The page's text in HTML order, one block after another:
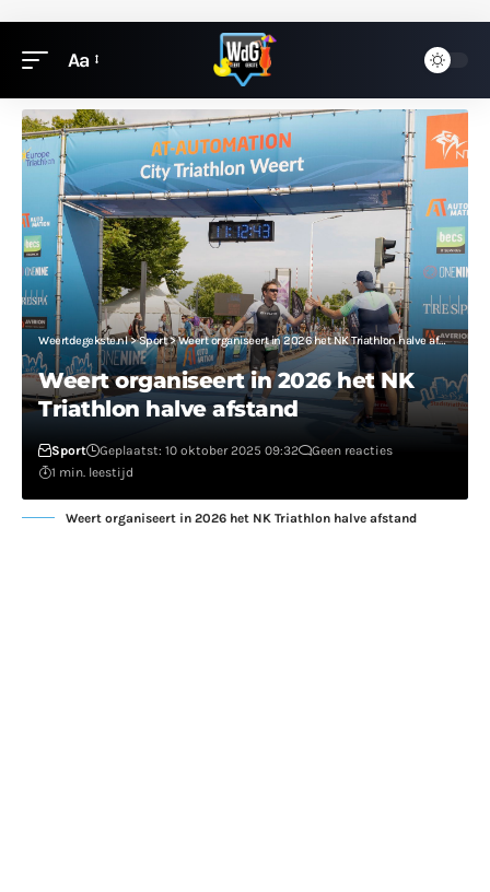
Aa
Weertdegekste.nl>Sport>Weert organiseert in 2026 het NK Triathlon halve afstand
Weert organiseert in 2026 het NK
Triathlon halve afstand
Sport Geplaatst: 10 oktober 2025 09:32
Geen reacties
1 min. leestijd
Weert organiseert in 2026 het NK Triathlon halve afstand